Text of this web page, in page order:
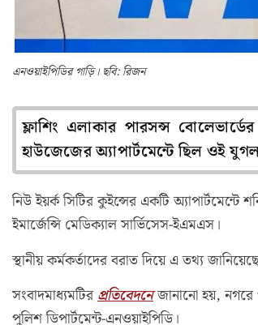
এনওয়াইপিডির গাড়ি। ছবি: রিজন
ফ্লাশিং এলাকার পারসন্স
হাউজেজের অ্যাপার্টমেন্টে ছিল ওই
নিউ ইয়র্ক সিটির কুইন্সের একটি
ইমার্জেন্সি মেডিক্যাল সার্ভিসেস-ইএমএস।
স্থানীয় কর্মকর্তাদের বরাত দিয়ে এ তথ্য
সংবাদমাধ্যমটিরপ্রতিবেদনেজানানো হয়, নগরে
পুলিশ ডিপার্টমেন্ট-এনওয়াইপিডি।